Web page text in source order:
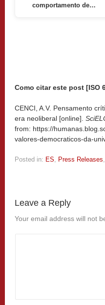
comportamento de…
Como citar este post [ISO
CENCI, A.V. Pensamento
era neoliberal [online].
from: https://
valores-democraticos-da-
Posted in: ES Press Releases
Leave a Reply
Your email address will not